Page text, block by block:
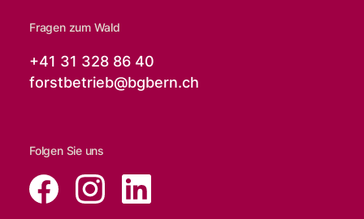
Fragen zum Wald
+41 31 328 86 40
forstbetrieb@bgbern.ch
Folgen Sie uns